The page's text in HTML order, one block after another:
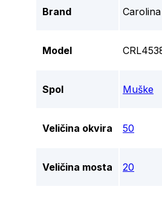
Brand
Model
Spol Muške
Veličina okvira 50
Veličina mosta 20